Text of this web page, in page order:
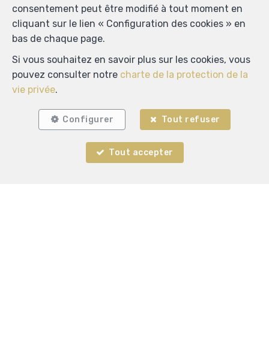
Localiser sur la carte
consentement peut être modifié à tout moment en
cliquant sur le lien « Configuration des cookies » en
bas de chaque page.
Si vous souhaitez en savoir plus sur les cookies, vous
pouvez consulter notre charte de la protection de la
vie privée.
Configurer Tout refuser
Tout accepter